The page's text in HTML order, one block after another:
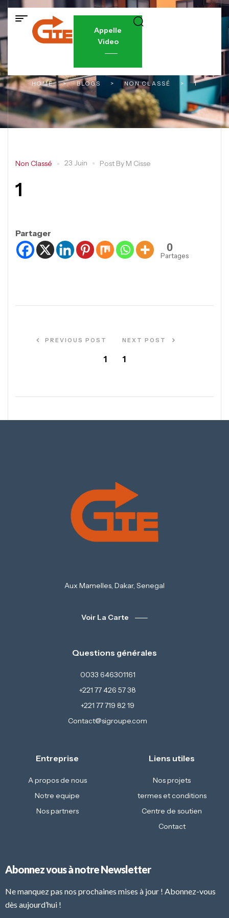
Appelle
Video
HOME > BLOGS > NON CLASSÉ > 1
Non Classé 23 Juin Post By M Cisse
1
Partager
0
Partages
PREVIOUS POST
1
NEXT POST
1
Aux Mamelles, Dakar, Senegal
Voir La Carte
Questions générales
0033 646301161
+221 77 426 57 38
+221 77 719 82 19
Contact@sigroupe.com
Entreprise
A propos de nous
Notre equipe
Nos partners
Liens utiles
Nos projets
termes et conditions
Centre de soutien
Contact
Abonnez vous à notre Newsletter
Ne manquez pas nos prochaines mises à jour ! Abonnez-vous
dès aujourd’hui !